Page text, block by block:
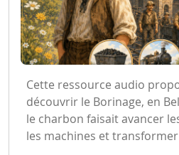
Cette ressource audio
découvrir le Borinage, en
le charbon faisait avancer
les machines et transformer